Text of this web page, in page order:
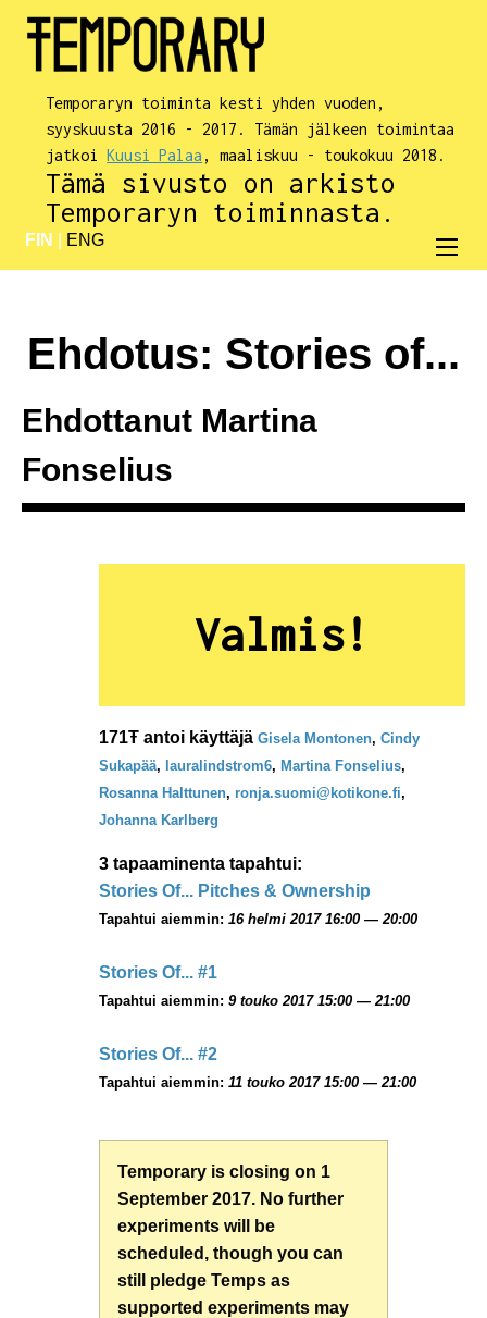
Temporaryn toiminta kesti yhden vuoden,
syyskuusta 2016 - 2017. Tämän jälkeen toimintaa
jatkoiKuusi Palaa , maaliskuu - toukokuu 2018.
Tämä sivusto on arkisto
Temporaryn toiminnasta.
FIN ENG
Ehdotus: Stories of...
Ehdottanut Martina
Fonselius
Valmis!
171Ŧ antoi käyttäjäGisela Montonen,Cindy
Sukapää, lauralindstrom6, Martina Fonselius,
Rosanna Halttunen,ronja.suomi@kotikone.fi,
Johanna Karlberg
3 tapaaminenta tapahtui:
Stories Of... Pitches & Ownership
Tapahtui aiemmin:16 helmi 2017 16:00 — 20:00
Stories Of... #1
Tapahtui aiemmin:9 touko 2017 15:00 — 21:00
Stories Of... #2
Tapahtui aiemmin:11 touko 2017 15:00 — 21:00
Temporary is closing on 1
September 2017. No further
experiments will be
scheduled, though you can
still pledge Temps as
supported experiments may